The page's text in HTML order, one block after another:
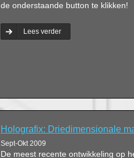
de onderstaande button te klikken!
Lees verder
Holografix: Driedimensionale
Sept-Okt 2009
De meest recente ontwikkeling op